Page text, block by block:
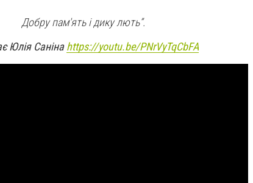
Добру пам'ять і дику лють”.
Юлія Санінаhttps://youtu.be/PNrVyTqCbFA